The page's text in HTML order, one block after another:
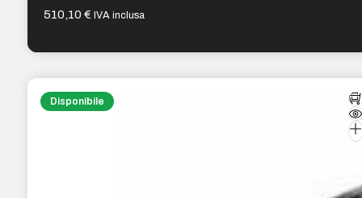
510,10€ IVA inclusa
Disponibile